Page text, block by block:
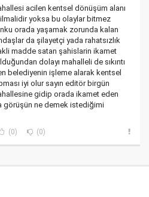
acilen kentsel dönüşüm alanı
yoksa bu olaylar bitmez
orada yaşamak zorunda kalan
da şilayetçi yada rahatsızlık
madde satan şahislarin ikamet
dolayı mahalleli de sıkıntı
belediyenin işleme alarak kentsel
iyi olur sayın editör birgün
gidip orada ikamet eden
görüşün ne demek istediğimi
(0) (0)